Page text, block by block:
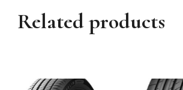
Related products